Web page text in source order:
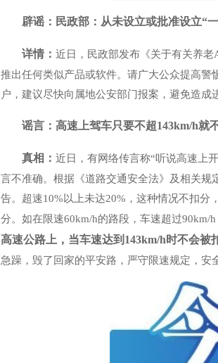
辟谣：民政部：从未设立或批准设立“
详情： 近日，民政部发布《关于有关养老
推出任何类似产品或软件。请广大公众提高
户，建议尽快向属地公安部门报案，避免造成
谣言：高速上驾车只要不超143km/h就
真相： 近日，有网络传言称“听说高速上
言不准确。根据《道路交通安全法》及相关
告。超速10%以上未达20%，这种情况不扣分
分。如在限速60km/h的路段，车速超过90km/
高速公路上，当车速达到143km/h时不会被
急躁，毁了回家的平安路，严守限速规定，安